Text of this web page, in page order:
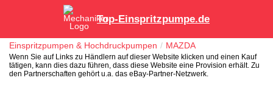
Top-Einspritzpumpe.de
Einspritzpumpen & Hochdruckpumpen MAZDA
Wenn Sie auf Links zu Händlern auf dieser Website klicken und einen Kauf
tätigen, kann dies dazu führen, dass diese Website eine Provision erhält. Zu
den Partnerschaften gehört u.a. das eBay-Partner-Netzwerk.